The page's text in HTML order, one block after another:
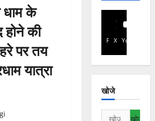
धाम के
की
पर तय
यात्रा
Facebook
X YouTube
खोजे
निम्न